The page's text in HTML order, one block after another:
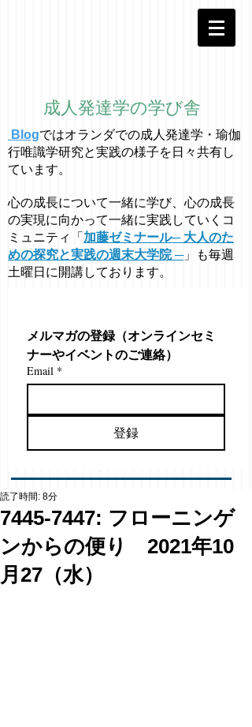
成人発達学の学び舎
Blogではオラ ンダでの成人発達学・ 瑜伽
行唯識学研究と実践の様子を日々共有し
ています。
心の成長について一緒に学び、心の成長
の実現に向かって一緒に実践していくコ
ミュニティ「 加藤ゼミナール─ 大人のた
めの探究と実践の週末大学院 ─」も毎週
土曜日に開講しております。
メルマガの登録（オンラインセミ
ナーやイベントのご連絡）
Email *
登録
7445-7447: フローニンゲ
ンからの便り 2021年10
月27（水）
読了時間: 8分